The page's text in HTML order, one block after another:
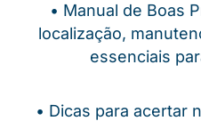
• Manual de Boas
localização,
essenciais
• Dicas para acertar